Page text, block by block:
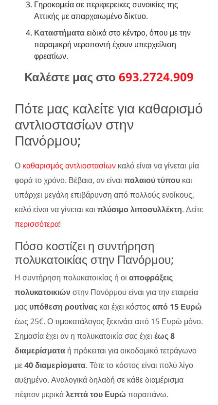
Γηροκομεία σε περιφερεικες συνοικίες της
Αττικής με απαρχαιωμένο δίκτυο.
Καταστήματαειδικά στο κέντρο, όπου με την
παραμικρή νεροποντή έχουν υπερχείλιση
φρεατίων.
Καλέστε μας στο 693.2724.909
Πότε μας καλείτε για καθαρισμό
αντλιοστασίων στην
Πανόρμου;
Ο καθαρισμός αντλιοστασίων καλό είναι να γίνεται μία
φορά το χρόνο. Βέβαια, αν είναι παλαιού τύπου και
υπάρχει μεγάλη επιβάρυνση από πολλούς ενοίκους,
καλό είναι να γίνεται και πλύσιμο λιποσυλλέκτη. Δείτε
περισσότερα!
Πόσο κοστίζει η συντήρηση
πολυκατοικίας στην Πανόρμου;
Η συντήρηση πολυκατοικίας ή οι αποφράξεις
πολυκατοικιώνστην Πανόρμου είναι για την εταιρεία
μας υπόθεση ρουτίνας και έχει κόστος από 15 Ευρώ
έως 25€. Ο τιμοκατάλογος ξεκινάει από 15 Ευρώ μόνο.
Σημασία έχει αν η πολυκατοικία σας έχει έως 8
διαμερίσματα ή πρόκειται για οικοδομικό τετράγωνο
με40 διαμερίσματα. Τότε το κόστος είναι πολύ λίγο
αυξημένο. Αναλογικά δηλαδή σε κάθε διαμέρισμα
πέφτον μερικάλεπτά του Ευρώ παραπάνω.